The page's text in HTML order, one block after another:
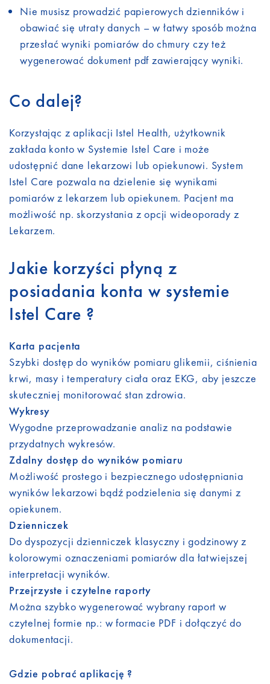
Nie musisz prowadzić papierowych dzienników i
obawiać się utraty danych – w łatwy sposób można
przesłać wyniki pomiarów do chmury czy też
wygenerować dokument pdf zawierający wyniki.
Co dalej?
Korzystając z aplikacji Istel Health, użytkownik
zakłada konto w Systemie Istel Care i może
udostępnić dane lekarzowi lub opiekunowi. System
Istel Care pozwala na dzielenie się wynikami
pomiarów z lekarzem lub opiekunem. Pacjent ma
możliwość np. skorzystania z opcji wideoporady z
Lekarzem.
Jakie korzyści płyną z
posiadania konta w systemie
Istel Care ?
Karta pacjenta
Szybki dostęp do wyników pomiaru glikemii, ciśnienia
krwi, masy i temperatury ciała oraz EKG, aby jeszcze
skuteczniej monitorować stan zdrowia.
Wykresy
Wygodne przeprowadzanie analiz na podstawie
przydatnych wykresów.
Zdalny dostęp do wyników pomiaru
Możliwość prostego i bezpiecznego udostępniania
wyników lekarzowi bądź podzielenia się danymi z
opiekunem.
Dzienniczek
Do dyspozycji dzienniczek klasyczny i godzinowy z
kolorowymi oznaczeniami pomiarów dla łatwiejszej
interpretacji wyników.
Przejrzyste i czytelne raporty
Można szybko wygenerować wybrany raport w
czytelnej formie np.: w formacie PDF i dołączyć do
dokumentacji.
Gdzie pobrać aplikację ?